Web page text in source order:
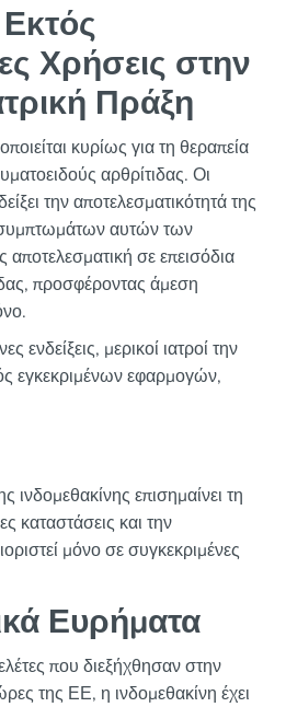
Εκτός
Χρήσεις στην
Πράξη
κυρίως για τη θεραπεία
αρθρίτιδας. Οι
την αποτελεσματικότητά της
αυτών των
σε επεισόδια
προσφέροντας άμεση
ενδείξεις, μερικοί ιατροί την
εγκεκριμένων εφαρμογών,
ινδομεθακίνης επισημαίνει τη
καταστάσεις και την
μόνο σε συγκεκριμένες
Ευρήματα
που διεξήχθησαν στην
της ΕΕ, η ινδομεθακίνη έχει